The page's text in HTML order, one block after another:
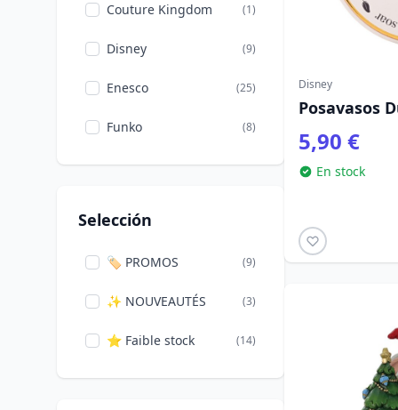
Couture Kingdom (1)
Disney (9)
Enesco (25)
Funko (8)
Loungefly (5)
International
Paladone (2)
Peers Hardy Group (2)
Pyramid International (1)
Ravensburger (3)
Selección
🏷️ PROMOS (9)
✨ NOUVEAUTÉS (3)
⭐ Faible stock (14)
Disney
Posavasos
5,90 €
En stock